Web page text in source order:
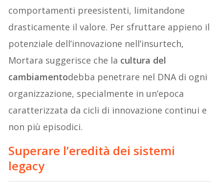
comportamenti preesistenti, limitandone
drasticamente il valore. Per sfruttare appieno il
potenziale dell’innovazione nell’insurtech,
Mortara suggerisce che la cultura del
cambiamentodebba penetrare nel DNA di ogni
organizzazione, specialmente in un’epoca
caratterizzata da cicli di innovazione continui e
non più episodici.
Superare l’eredità dei sistemi
legacy